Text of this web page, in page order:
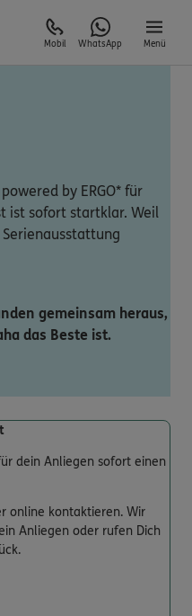
Mobil WhatsApp Menü
by ERGO* für
ist sofort startklar. Weil
gemeinsam heraus,
das Beste ist.
dein Anliegen sofort einen
online kontaktieren. Wir
Anliegen oder rufen Dich